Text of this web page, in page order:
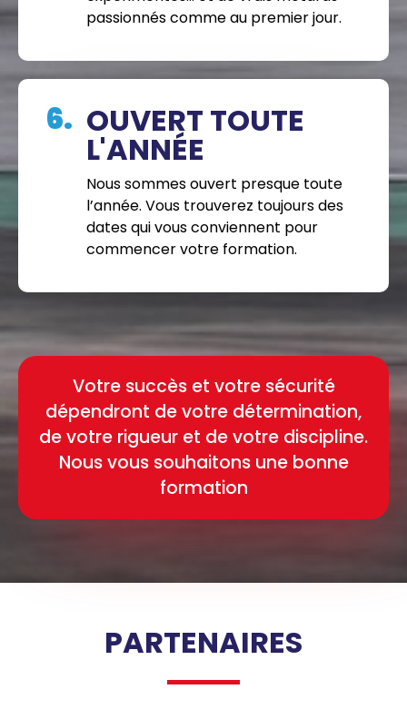
passionnés comme au premier jour.
6. OUVERT TOUTE
L'ANNÉE
Nous sommes ouvert presque toute
l’année. Vous trouverez toujours des
dates qui vous conviennent pour
commencer votre formation.
Votre succès et votre sécurité
dépendront de votre détermination,
de votre rigueur et de votre discipline.
Nous vous souhaitons une bonne
formation
PARTENAIRES